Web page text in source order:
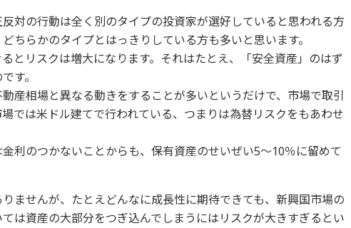
対の行動は全く別のタイプの投資家が選好していると思われる方
ちらかのタイプとはっきりしている方も多いと思います。
とリスクは増大になります。それはたとえ、「安全資産」のはず
す。
産相場と異なる動きをすることが多いというだけで、市場で取引
では米ドル建てで行われている、つまりは為替リスクをもあわせ
利のつかないことからも、保有資産のせいぜい5～10％に留めて
ませんが、たとえどんなに成長性に期待できても、新興国市場の
は資産の大部分をつぎ込んでしまうにはリスクが大きすぎるとい